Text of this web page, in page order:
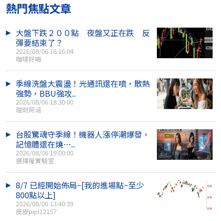
熱門焦點文章
大盤下跌２００點 夜盤又正在跌 反
彈要結束了？
2026/08/06 16:16:04
咖啡好喝
季線洗盤大震盪！光通訊還在噴，散熱
強勢，BBU強攻..
2026/08/06 18:30:00
理財阿涵
台股驚魂守季線！機器人漲停潮爆發，
記憶體還在燒…..
2026/08/06 19:00:00
選擇權實驗室
8/7 已經開始佈局~[我的進場點~至少
800點以上]
2026/08/06 13:40:39
皮皮pipi12157